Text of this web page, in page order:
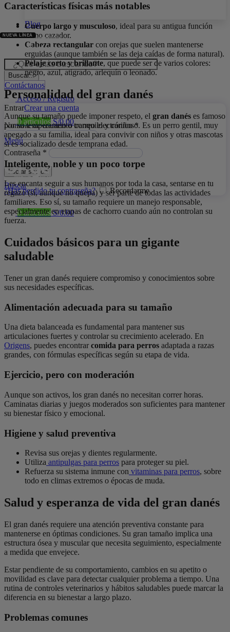
Blog
Especializada
Buscar...
Contáctanos
Acceso / Registro
EntrarCrear una cuenta
Nombre de usuario o correo electrónico*
Contraseña *
Iniciar sesión
¿Has perdido tu contraseña? Recordarme
0artículos S/0.00
Menú
Buscar
0artículos S/0.00
Características físicas más notables
Cuerpo largo y musculoso, ideal para su antigua función
como cazador.
Cabeza rectangular con orejas que suelen mantenerse
erguidas (aunque también se las deja caídas de forma natural).
Pelaje corto y brillante, que puede ser de varios colores:
negro, azul, atigrado, arlequín o leonado.
Personalidad del gran danés
Aunque su tamaño puede imponer respeto, el gran danés es famoso
por su temperamento tranquilo y cariñoso. Es un perro gentil, muy
apegado a su familia, ideal para convivir con niños y otras mascotas
si es socializado desde temprana edad.
Inteligente, noble y un poco torpe
Les encanta seguir a sus humanos por toda la casa, sentarse en tu
regazo (sí, aunque no quepa) y ser parte de todas las actividades
familiares. Eso sí, su tamaño requiere un manejo responsable,
especialmente en etapas de cachorro cuando aún no controlan su
fuerza.
Cuidados básicos para un gigante
saludable
Tener un gran danés requiere compromiso y conocimientos sobre
sus necesidades específicas.
Alimentación adecuada para su tamaño
Una dieta balanceada es fundamental para mantener sus
articulaciones fuertes y controlar su crecimiento acelerado. En
Origens, puedes encontrar comida para perros adaptada a razas
grandes, con fórmulas específicas según su etapa de vida.
Ejercicio, pero con moderación
Aunque son activos, los gran danés no necesitan correr horas.
Caminatas diarias y juegos moderados son suficientes para mantener
su bienestar físico y emocional.
Higiene y salud preventiva
Revisa sus orejas y dientes regularmente.
Utiliza antipulgas para perros para proteger su piel.
Refuerza su sistema inmune con vitaminas para perros, sobre
todo en climas extremos o épocas de muda.
Salud y esperanza de vida del gran danés
El gran danés requiere una atención preventiva constante para
mantenerse en óptimas condiciones. Su gran tamaño implica una
estructura ósea y muscular que necesita seguimiento, especialmente
a medida que envejece.
Estar pendiente de su comportamiento, cambios en su apetito o
movilidad es clave para detectar cualquier problema a tiempo. Una
rutina de controles veterinarios y hábitos saludables puede marcar la
diferencia en su bienestar a largo plazo.
Problemas comunes